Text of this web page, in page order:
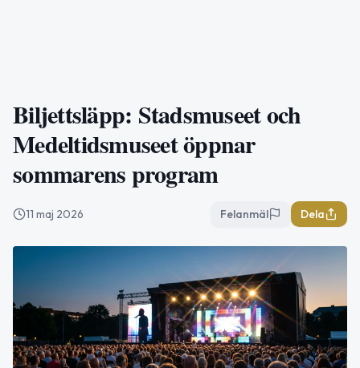
Biljettsläpp: Stadsmuseet och
Medeltidsmuseet öppnar
sommarens program
11 maj 2026 Felanmäl Dela